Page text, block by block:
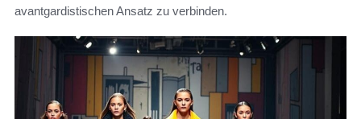
avantgardistischen Ansatz zu verbinden.